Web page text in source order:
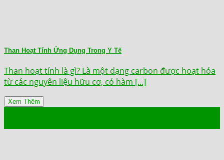
Than Hoạt Tính Ứng Dụng Trong Y Tế
Than hoạt tính là gì? Là một dạng carbon được hoạt hóa
từ các nguyên liệu hữu cơ, có hàm [...]
Xem Thêm